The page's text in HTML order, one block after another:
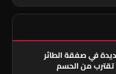
في صفقة الطائر
من الحسم